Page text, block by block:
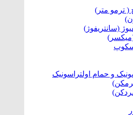
( ترمو متر)
(سانتریفوژ)
و حمام اولتراسونیک